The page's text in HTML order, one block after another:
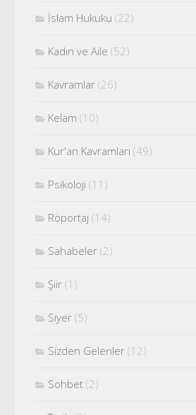
İslam Hukuku (22)
Kadın ve Aile (52)
Kavramlar (26)
Kelam (10)
Kur'an Kavramları (49)
Psikoloji (11)
Röportaj (14)
Sahabeler (2)
Şiir (1)
Siyer (5)
Sizden Gelenler (12)
Sohbet (2)